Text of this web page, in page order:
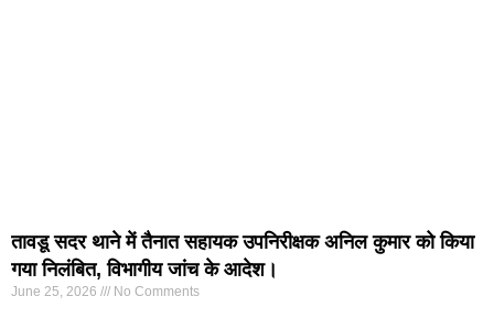
तावडू सदर थाने में तैनात सहायक उपनिरीक्षक अनिल कुमार को किया
गया निलंबित, विभागीय जांच के आदेश।
June 25, 2026 No Comments